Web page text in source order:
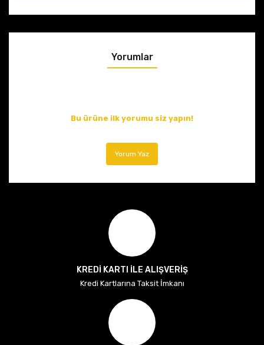
Yorumlar
Bu ürüne ilk yorumu siz yapın!
Yorum Yaz
KREDİ KARTI İLE ALIŞVERİŞ
Kredi Kartlarına Taksit İmkanı